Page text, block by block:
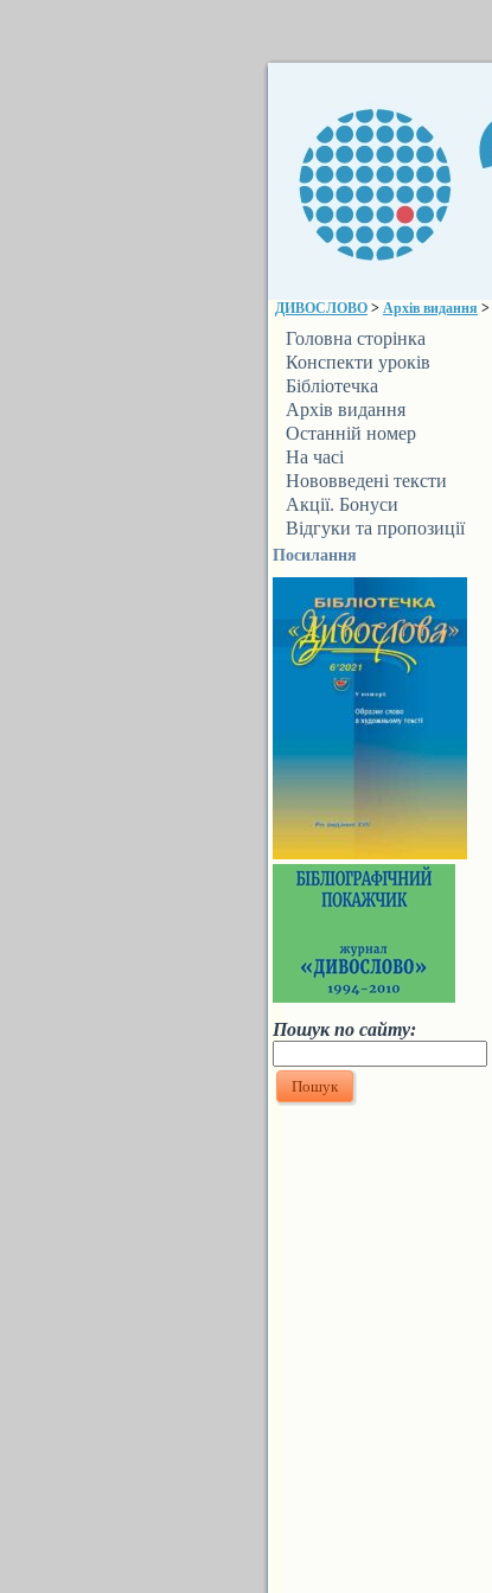
ДИВОСЛОВО > Архів видання >
Головна сторінка
Конспекти уроків
Бібліотечка
ДИВОСЛОВА
Архів видання
Останній номер
На часі
Нововведені тексти
Акції. Бонуси
Відгуки та пропозиції
Посилання
Пошук по сайту: